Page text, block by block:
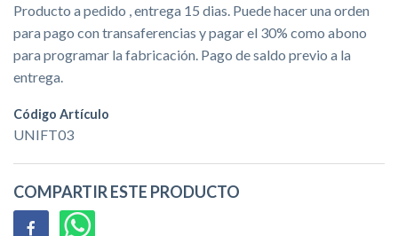
Producto a pedido , entrega 15 dias. Puede hacer una orden
para pago con transaferencias y pagar el 30% como abono
para programar la fabricación. Pago de saldo previo a la
entrega.
Código Artículo
UNIFT03
COMPARTIR ESTE PRODUCTO